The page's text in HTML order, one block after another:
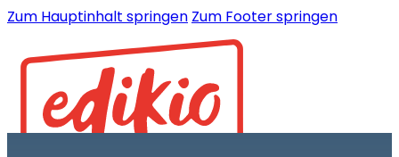
Zum Hauptinhalt springen Zum Footer springen